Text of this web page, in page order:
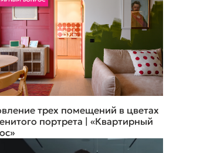
трех помещений в цветах
портрета | «Квартирный